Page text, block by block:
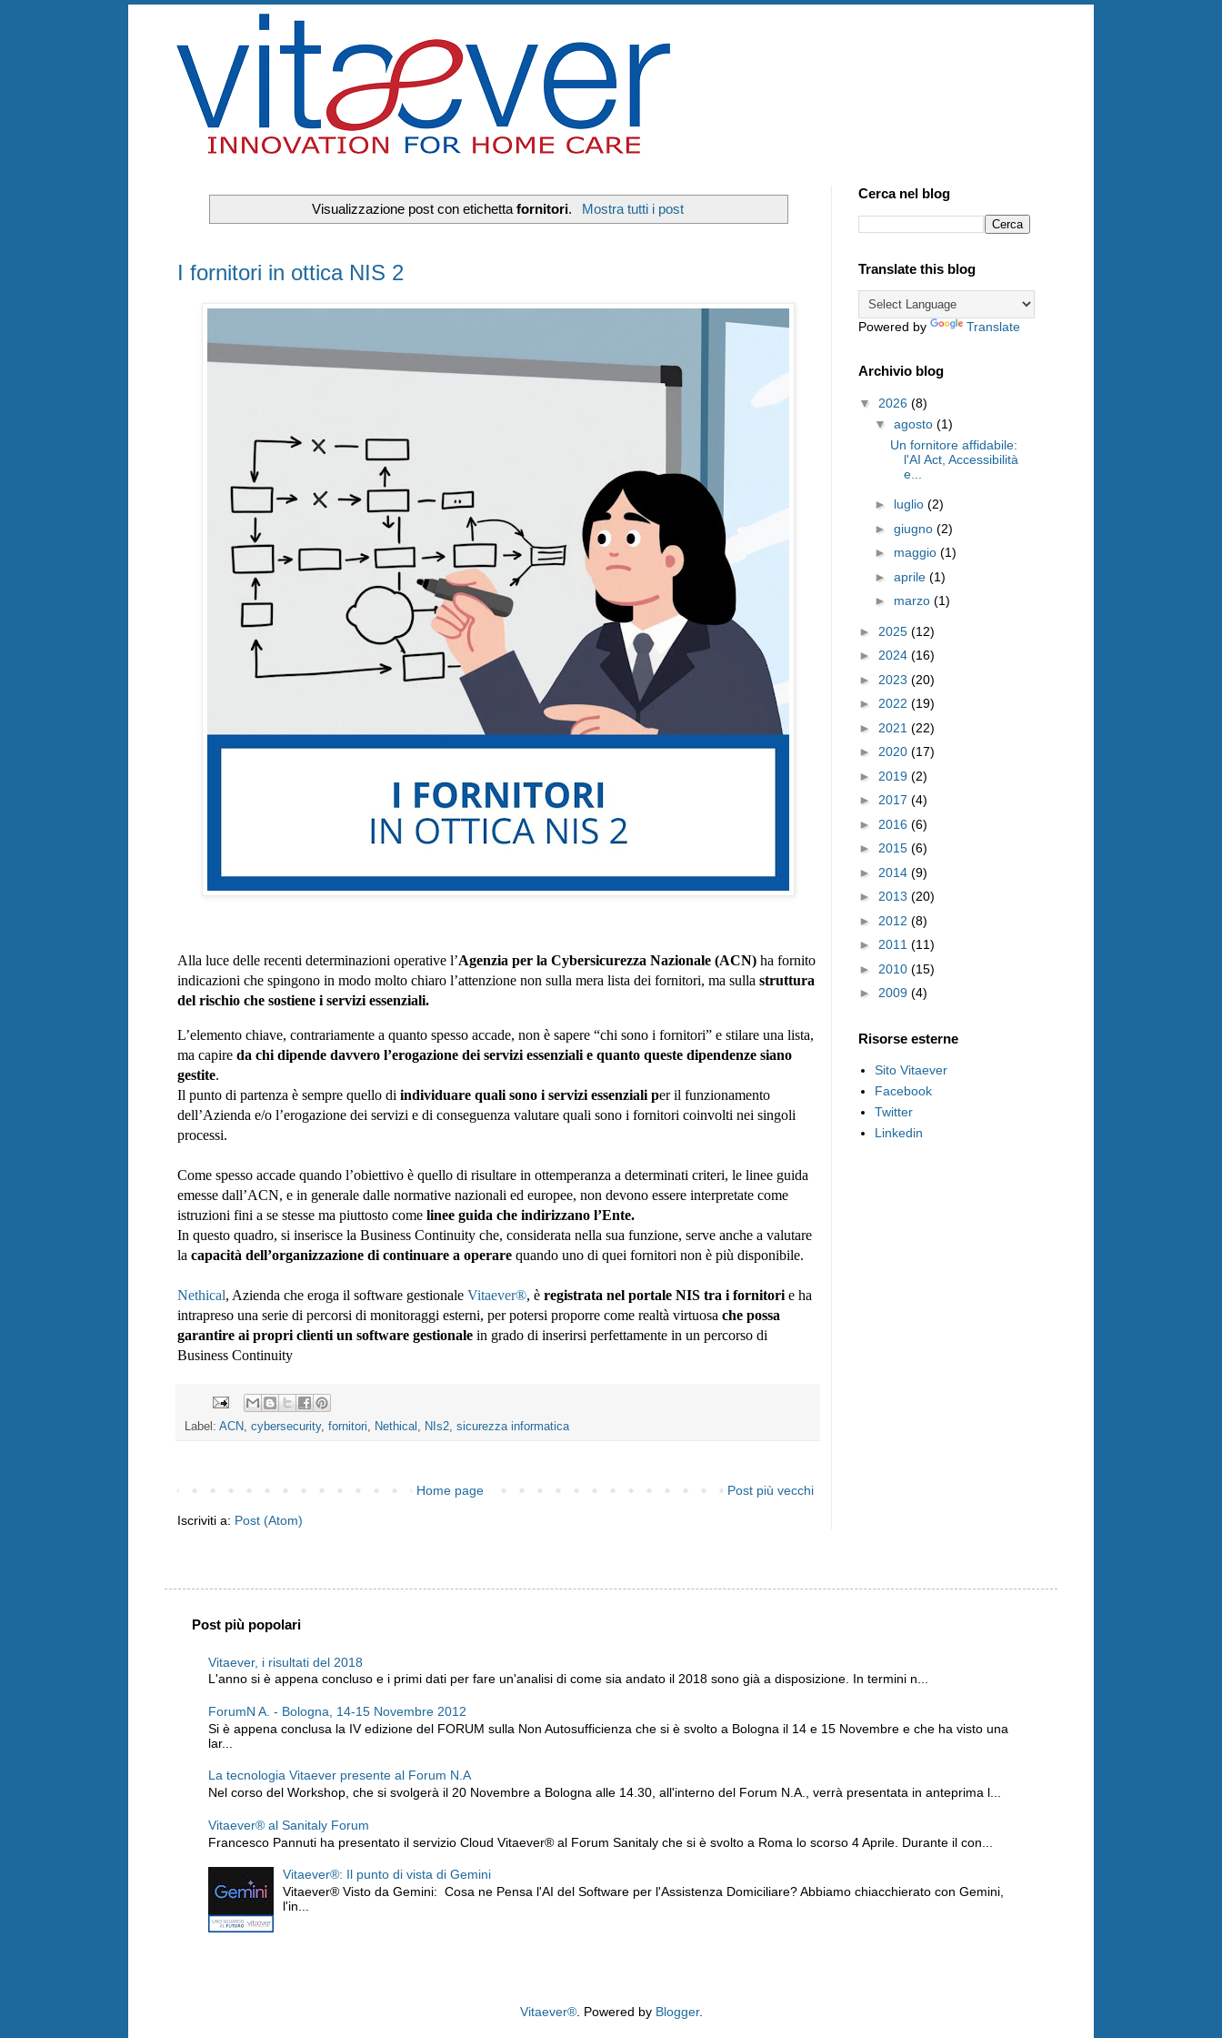
Visualizzazione post con etichettafornitori. Mostra tutti i post
I fornitori in ottica NIS 2
Alla luce delle recenti determinazioni operative l’Agenzia per la Cybersicurezza Nazionale (ACN) ha fornito
indicazioni che spingono in modo molto chiaro l’attenzione non sulla mera lista dei fornitori, ma sulla struttura
del rischio che sostiene i servizi essenziali.
L’elemento chiave, contrariamente a quanto spesso accade, non è sapere “chi sono i fornitori” e stilare una lista,
ma capire da chi dipende davvero l’erogazione dei servizi essenziali e quanto queste dipendenze siano
gestite.
Il punto di partenza è sempre quello di individuare quali sono i servizi essenziali per il funzionamento
dell’Azienda e/o l’erogazione dei servizi e di conseguenza valutare quali sono i fornitori coinvolti nei singoli
processi.
Come spesso accade quando l’obiettivo è quello di risultare in ottemperanza a determinati criteri, le linee guida
emesse dall’ACN, e in generale dalle normative nazionali ed europee, non devono essere interpretate come
istruzioni fini a se stesse ma piuttosto come linee guida che indirizzano l’Ente.
In questo quadro, si inserisce la Business Continuity che, considerata nella sua funzione, serve anche a valutare
la capacità dell’organizzazione di continuare a operare quando uno di quei fornitori non è più disponibile.
Nethical, Azienda che eroga il software gestionale Vitaever®, è registrata nel portale NIS tra i fornitori e ha
intrapreso una serie di percorsi di monitoraggi esterni, per potersi proporre come realtà virtuosa che possa
garantire ai propri clienti un software gestionale in grado di inserirsi perfettamente in un percorso di
Business Continuity
Label: ACN cybersecurity, fornitori Nethical NIs2 sicurezza informatica
Post più vecchi
Home page
Iscriviti a: Post (Atom)
Cerca nel blog
Translate this blog
Powered by Translate
Archivio blog
▼ 2026 (8)
▼ agosto (1)
Un fornitore affidabile:
l'AI Act, Accessibilità
e...
► luglio (2)
► giugno (2)
► maggio (1)
► aprile (1)
► marzo (1)
► 2025 (12)
► 2024 (16)
► 2023 (20)
► 2022 (19)
► 2021 (22)
► 2020 (17)
► 2019 (2)
► 2017 (4)
► 2016 (6)
► 2015 (6)
► 2014 (9)
► 2013 (20)
► 2012 (8)
► 2011 (11)
► 2010 (15)
► 2009 (4)
Risorse esterne
Sito Vitaever
Facebook
Twitter
Linkedin
Post più popolari
Vitaever, i risultati del 2018
L'anno si è appena concluso e i primi dati per fare un'analisi di come sia andato il 2018 sono già a disposizione. In termini n...
ForumN A. - Bologna, 14-15 Novembre 2012
Si è appena conclusa la IV edizione del FORUM sulla Non Autosufficienza che si è svolto a Bologna il 14 e 15 Novembre e che ha visto una
lar...
La tecnologia Vitaever presente al Forum N.A
Nel corso del Workshop, che si svolgerà il 20 Novembre a Bologna alle 14.30, all'interno del Forum N.A., verrà presentata in anteprima l...
Vitaever® al Sanitaly Forum
Francesco Pannuti ha presentato il servizio Cloud Vitaever® al Forum Sanitaly che si è svolto a Roma lo scorso 4 Aprile. Durante il con...
Vitaever®: Il punto di vista di Gemini
Vitaever® Visto da Gemini: Cosa ne Pensa l'AI del Software per l'Assistenza Domiciliare? Abbiamo chiacchierato con Gemini,
l'in...
Vitaever®. Powered by Blogger.